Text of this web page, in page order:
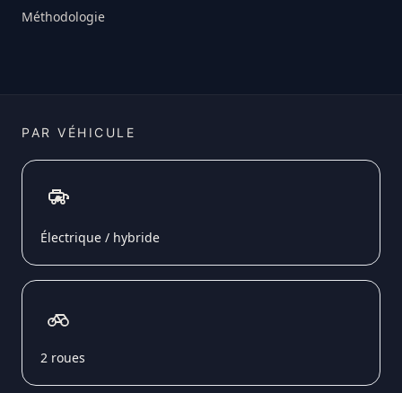
Méthodologie
PAR VÉHICULE
Électrique / hybride
2 roues